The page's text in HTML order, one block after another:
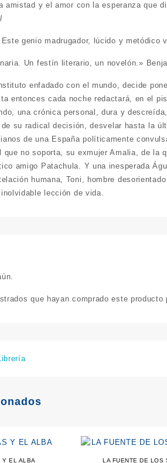
amistad y el amor con la esperanza que
genio madrugador, lúcido y metódico
Un festín literario, un novelón.»
enfadado con el mundo, decide
entonces cada noche redactará, en el
una crónica personal, dura y
su radical decisión, desvelar hasta la
de una España políticamente
que no soporta, su exmujer Amalia, de
amigo Patachula. Y una inesperada
humana, Toni, hombre
lección de vida.
que hayan comprado este producto
Y EL ALBA LA FUENTE DE LOS